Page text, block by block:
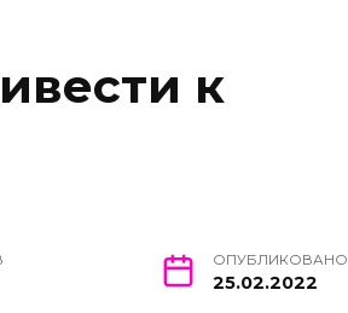
к
ОПУБЛИКОВАНО
25.02.2022